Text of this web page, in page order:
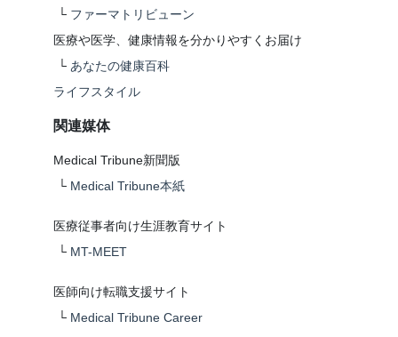
└ ファーマトリビューン
医療や医学、健康情報を分かりやすくお届け
└ あなたの健康百科
ライフスタイル
関連媒体
Medical Tribune新聞版
└ Medical Tribune本紙
医療従事者向け生涯教育サイト
└ MT-MEET
医師向け転職支援サイト
└ Medical Tribune Career